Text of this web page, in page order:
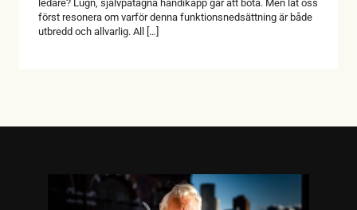
ledare? Lugn, självpåtagna handikapp går att bota. Men låt oss
först resonera om varför denna funktionsnedsättning är både
utbredd och allvarlig. All […]